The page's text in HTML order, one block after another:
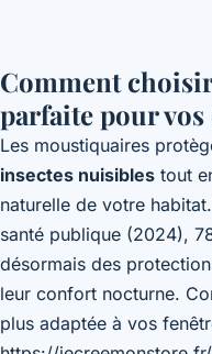
Comment
parfaite pour
Les moustiquaires
insectes nuisibles tout
naturelle de votre
santé publique (2024),
désormais des
leur confort nocturne.
plus adaptée à vos